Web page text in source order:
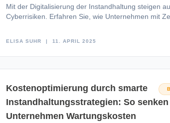
Mit der Digitalisierung der Instandhaltung steigen
Cyberrisiken. Erfahren Sie, wie Unternehmen mit
ELISA SUHR 11. APRIL 2025
Kostenoptimierung durch smarte
Instandhaltungsstrategien: So senken
Unternehmen Wartungskosten